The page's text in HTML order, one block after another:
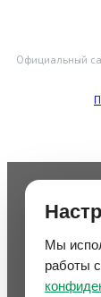
Официальный